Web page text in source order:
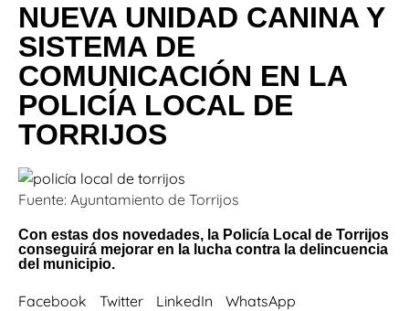
NUEVA UNIDAD CANINA Y
SISTEMA DE
COMUNICACIÓN EN LA
POLICÍA LOCAL DE
TORRIJOS
Fuente: Ayuntamiento de Torrijos
Con estas dos novedades, la Policía Local de Torrijos
conseguirá mejorar en la lucha contra la delincuencia
del municipio.
Facebook Twitter LinkedIn WhatsApp